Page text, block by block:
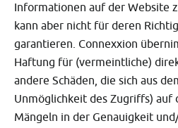
Informationen auf der Website
kann aber nicht für deren
garantieren. Connexxion
Haftung für (vermeintliche)
andere Schäden, die sich aus
Unmöglichkeit des Zugriffs) auf
Mängeln in der Genauigkeit